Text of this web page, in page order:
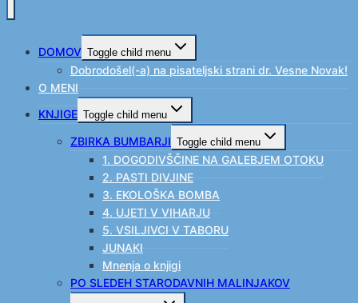
DOMOV Toggle child menu
Dobrodošel(-a) na pisateljski strani dr. Vesne Novak!
O MENI
KNJIGE Toggle child menu
ZBIRKA BUMBARJI Toggle child menu
1. DOGODIVŠČINE NA GALEBJEM OTOKU
2. PASTI DIVJINE
3. EKOLOŠKA BOMBA
4. UJETI V VIHARJU
5. VSILJIVCI V TABORU
JUNAKI
Mnenja o knjigi
PO SLEDEH STARODAVNIH MALINJAKOV